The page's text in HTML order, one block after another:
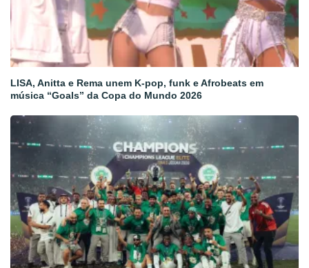
LISA, Anitta e Rema unem K-pop, funk e Afrobeats em
música “Goals” da Copa do Mundo 2026